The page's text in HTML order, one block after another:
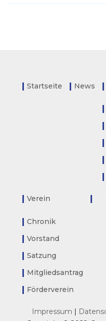
Startseite News
Verein
Chronik
Vorstand
Satzung
Mitgliedsantrag
Förderverein
Impressum |